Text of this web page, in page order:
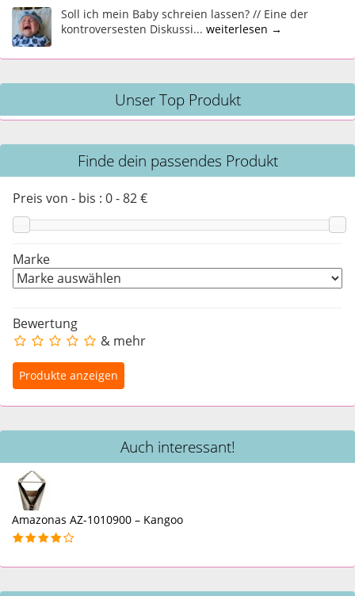
Soll ich mein Baby schreien lassen? // Eine der
kontroversesten Diskussi... weiterlesen →
Unser Top Produkt
Finde dein passendes Produkt
Preis von - bis : 0-82€
Marke
Bewertung
& mehr
Auch interessant!
Amazonas AZ-1010900 – Kangoo